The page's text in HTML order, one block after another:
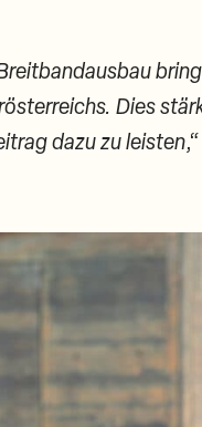
Dies
dazu zu leisten